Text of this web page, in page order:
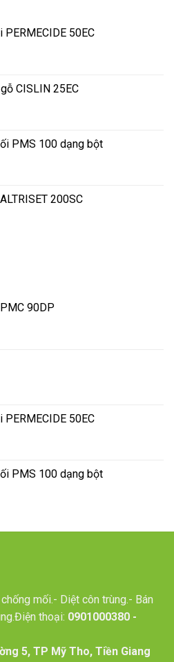
50EC
CISLIN 25EC
PMS 100 dạng bột
200SC
90DP
50EC
PMS 100 dạng bột
mối.- Diệt côn trùng.- Bán
thoại: 0901000380 -
5, TP Mỹ Tho, Tiền Giang